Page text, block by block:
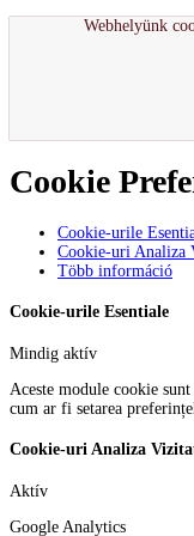
Webhelyünk
Cookie
Cookie-urile
Cookie-uri Analiza
Több információ
Cookie-urile Esentiale
Mindig aktív
Aceste module cookie
cum ar fi setarea
Cookie-uri Analiza
Aktív
Google Analytics